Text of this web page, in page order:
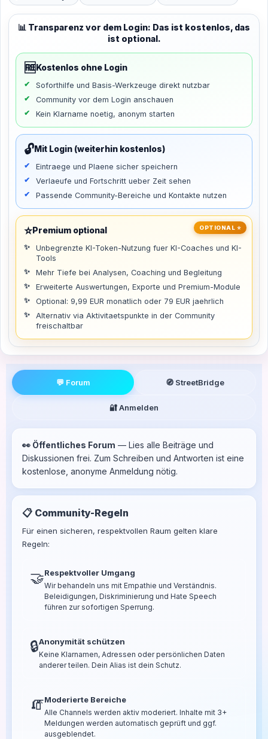
📊 Transparenz vor dem Login: Das ist kostenlos, das
ist optional.
🆓 Kostenlos ohne Login
Soforthilfe und Basis-Werkzeuge direkt nutzbar
Community vor dem Login anschauen
Kein Klarname noetig, anonym starten
🔓Mit Login (weiterhin kostenlos)
Eintraege und Plaene sicher speichern
Verlaeufe und Fortschritt ueber Zeit sehen
Passende Community-Bereiche und Kontakte nutzen
OPTIONAL ⭐
⭐Premium optional
Unbegrenzte KI-Token-Nutzung fuer KI-Coaches und KI-
Tools
Mehr Tiefe bei Analysen, Coaching und Begleitung
Erweiterte Auswertungen, Exporte und Premium-Module
Optional: 9,99 EUR monatlich oder 79 EUR jaehrlich
Alternativ via Aktivitaetspunkte in der Community
freischaltbar
💬 Forum 🧭 StreetBridge
🔐 Anmelden
👀 Öffentliches Forum — Lies alle Beiträge und
Diskussionen frei. Zum Schreiben und Antworten ist eine
kostenlose, anonyme Anmeldung nötig.
📋 Community-Regeln
Für einen sicheren, respektvollen Raum gelten klare
Regeln:
🤝Respektvoller Umgang
Wir behandeln uns mit Empathie und Verständnis.
Beleidigungen, Diskriminierung und Hate Speech
führen zur sofortigen Sperrung.
🔒Anonymität schützen
Keine Klarnamen, Adressen oder persönlichen Daten
anderer teilen. Dein Alias ist dein Schutz.
🧯Moderierte Bereiche
Alle Channels werden aktiv moderiert. Inhalte mit 3+
Meldungen werden automatisch geprüft und ggf.
ausgeblendet.